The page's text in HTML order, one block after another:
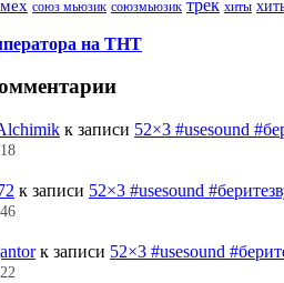
союз мьюзик союзмьюзик трек хиты
на ТНТ
к записи 52×3 #usesound
к записи 52×3 #usesound
к записи 52×3 #usesound